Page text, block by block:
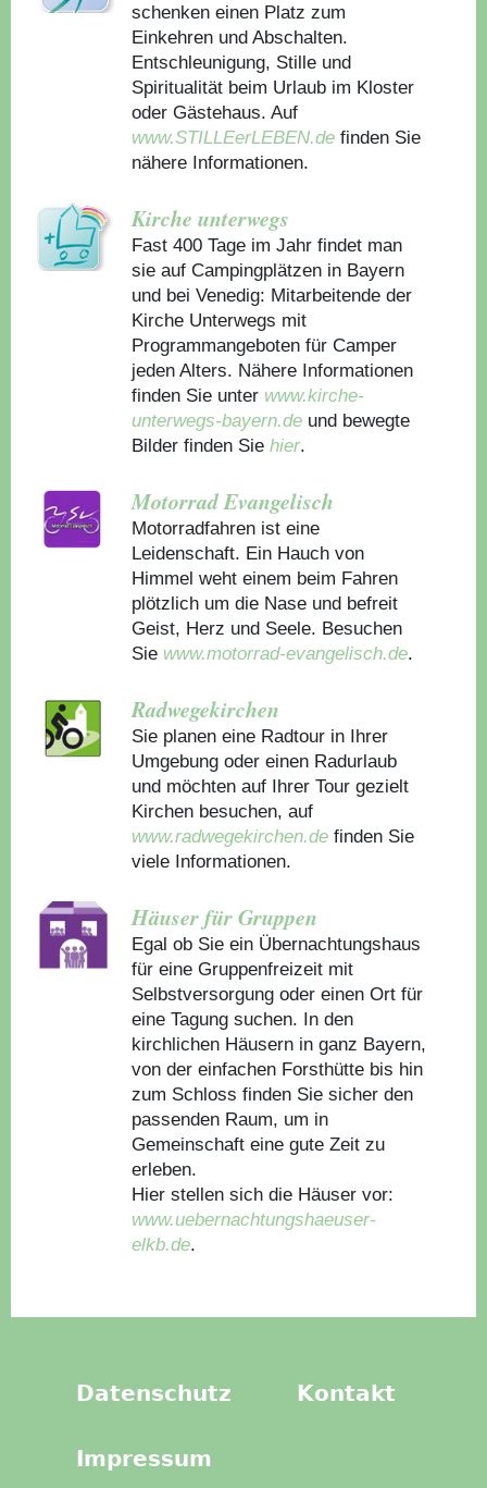
schenken einen Platz zum
Einkehren und Abschalten.
Entschleunigung, Stille und
Spiritualität beim Urlaub im Kloster
oder Gästehaus. Auf
www.STILLEerLEBEN.de finden Sie
nähere Informationen.
Kirche unterwegs
Fast 400 Tage im Jahr findet man
sie auf Campingplätzen in Bayern
und bei Venedig: Mitarbeitende der
Kirche Unterwegs mit
Programmangeboten für Camper
jeden Alters. Nähere Informationen
finden Sie unter www.kirche-
unterwegs-bayern.de und bewegte
Bilder finden Sie hier.
Motorrad Evangelisch
Motorradfahren ist eine
Leidenschaft. Ein Hauch von
Himmel weht einem beim Fahren
plötzlich um die Nase und befreit
Geist, Herz und Seele. Besuchen
Sie www.motorrad-evangelisch.de.
Radwegekirchen
Sie planen eine Radtour in Ihrer
Umgebung oder einen Radurlaub
und möchten auf Ihrer Tour gezielt
Kirchen besuchen, auf
www.radwegekirchen.de finden Sie
viele Informationen.
Häuser für Gruppen
Egal ob Sie ein Übernachtungshaus
für eine Gruppenfreizeit mit
Selbstversorgung oder einen Ort für
eine Tagung suchen. In den
kirchlichen Häusern in ganz Bayern,
von der einfachen Forsthütte bis hin
zum Schloss finden Sie sicher den
passenden Raum, um in
Gemeinschaft eine gute Zeit zu
erleben.
Hier stellen sich die Häuser vor:
www.uebernachtungshaeuser-
elkb.de.
Datenschutz Kontakt
Impressum